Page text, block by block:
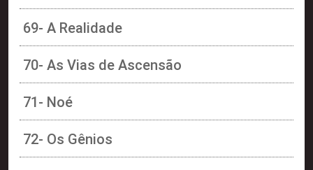
69- A Realidade
70- As Vias de Ascensão
71- Noé
72- Os Gênios